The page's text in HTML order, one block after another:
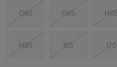
G80 G85 H65
H85 I65 I70